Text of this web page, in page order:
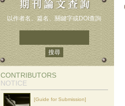
以作者名、篇名、關鍵字或DOI查詢
CONTRIBUTORS
NOTICE
[Guide for Submission]